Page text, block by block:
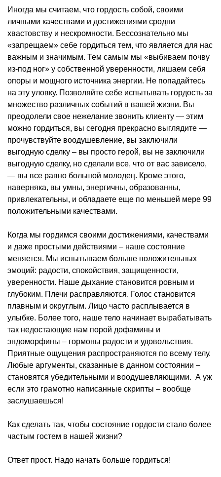
Иногда мы считаем, что гордость собой, своими
личными качествами и достижениями сродни
хвастовству и нескромности. Бессознательно мы
«запрещаем» себе гордиться тем, что является для нас
важным и значимым. Тем самым мы «выбиваем почву
из-под ног» у собственной уверенности, лишаем себя
опоры и мощного источника энергии. Не попадайтесь
на эту уловку. Позволяйте себе испытывать гордость за
множество различных событий в вашей жизни. Вы
преодолели свое нежелание звонить клиенту — этим
можно гордиться, вы сегодня прекрасно выглядите —
прочувствуйте воодушевление, вы заключили
выгодную сделку – вы просто герой, вы не заключили
выгодную сделку, но сделали все, что от вас зависело,
— вы все равно большой молодец. Кроме этого,
наверняка, вы умны, энергичны, образованны,
привлекательны, и обладаете еще по меньшей мере 99
положительными качествами.
Когда мы гордимся своими достижениями, качествами
и даже простыми действиями – наше состояние
меняется. Мы испытываем больше положительных
эмоций: радости, спокойствия, защищенности,
уверенности. Наше дыхание становится ровным и
глубоким. Плечи расправляются. Голос становится
плавным и округлым. Лицо часто расплывается в
улыбке. Более того, наше тело начинает вырабатывать
так недостающие нам порой дофамины и
эндоморфины – гормоны радости и удовольствия.
Приятные ощущения распространяются по всему телу.
Любые аргументы, сказанные в данном состоянии –
становятся убедительными и воодушевляющими. А уж
если это грамотно написанные скрипты – вообще
заслушаешься!
Как сделать так, чтобы состояние гордости стало более
частым гостем в нашей жизни?
Ответ прост. Надо начать больше гордиться!